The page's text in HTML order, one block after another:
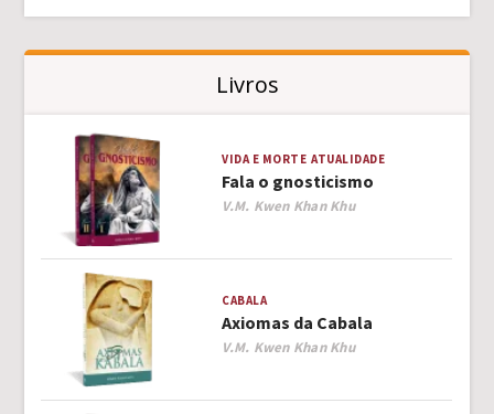
Livros
VIDA E MORTE ATUALIDADE
Fala o gnosticismo
Author
V.M. Kwen Khan Khu
CABALA
Axiomas da Cabala
Author
V.M. Kwen Khan Khu